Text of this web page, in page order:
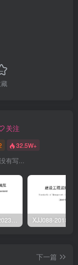
关注
32.5W+
有写...
GB50038-2005(2023版)–人民防空地下室设计规范
下一篇